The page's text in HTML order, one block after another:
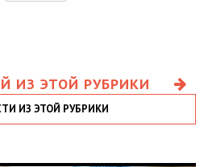
ИЗ ЭТОЙ РУБРИКИ
ИЗ ЭТОЙ РУБРИКИ